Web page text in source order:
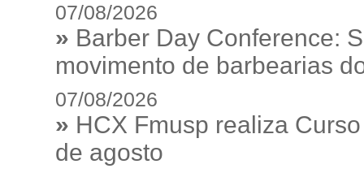
07/08/2026
» Barber Day Conference:
movimento de barbearias
07/08/2026
» HCX Fmusp realiza
de agosto